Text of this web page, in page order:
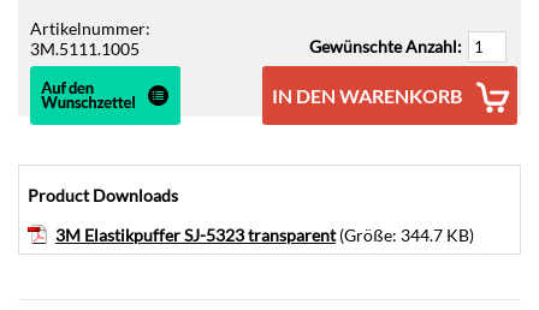
Artikelnummer:
3M.5111.1005
Gewünschte Anzahl:
IN DEN WARENKORB
Product Downloads
3M Elastikpuffer SJ-5323 transparent (Größe: 344.7 KB)